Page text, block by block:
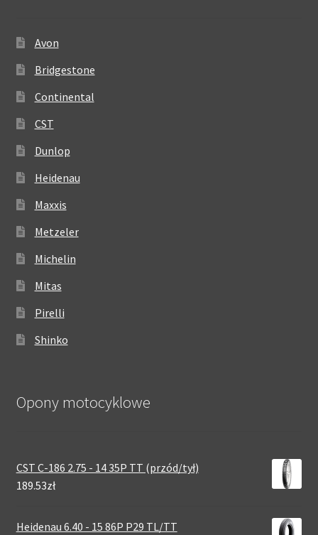
Avon
Bridgestone
Continental
CST
Dunlop
Heidenau
Maxxis
Metzeler
Michelin
Mitas
Pirelli
Shinko
Opony motocyklowe
CST C-186 2.75 - 14 35P TT (przód/tył)
189.53zł
Heidenau 6.40 - 15 86P P29 TL/TT